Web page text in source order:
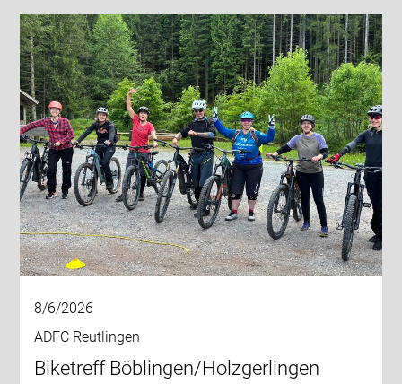
8/6/2026
ADFC Reutlingen
Biketreff Böblingen/Holzgerlingen